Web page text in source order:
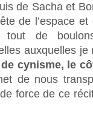
de Sacha et
de l’espace
de
auxquelles je
cynisme, le
de nous
force de ce